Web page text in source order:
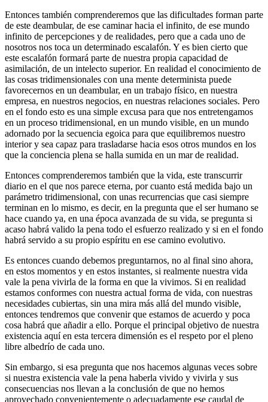
Entonces también comprenderemos que las dificultades forman parte
de este deambular, de ese caminar hacia el infinito, de ese mundo
infinito de percepciones y de realidades, pero que a cada uno de
nosotros nos toca un determinado escalafón. Y es bien cierto que
este escalafón formará parte de nuestra propia capacidad de
asimilación, de un intelecto superior. En realidad el conocimiento de
las cosas tridimensionales con una mente determinista puede
favorecernos en un deambular, en un trabajo físico, en nuestra
empresa, en nuestros negocios, en nuestras relaciones sociales. Pero
en el fondo esto es una simple excusa para que nos entretengamos
en un proceso tridimensional, en un mundo visible, en un mundo
adornado por la secuencia egoica para que equilibremos nuestro
interior y sea capaz para trasladarse hacia esos otros mundos en los
que la conciencia plena se halla sumida en un mar de realidad.
Entonces comprenderemos también que la vida, este transcurrir
diario en el que nos parece eterna, por cuanto está medida bajo un
parámetro tridimensional, con unas recurrencias que casi siempre
terminan en lo mismo, es decir, en la pregunta que el ser humano se
hace cuando ya, en una época avanzada de su vida, se pregunta si
acaso habrá valido la pena todo el esfuerzo realizado y si en el fondo
habrá servido a su propio espíritu en ese camino evolutivo.
Es entonces cuando debemos preguntarnos, no al final sino ahora,
en estos momentos y en estos instantes, si realmente nuestra vida
vale la pena vivirla de la forma en que la vivimos. Si en realidad
estamos conformes con nuestra actual forma de vida, con nuestras
necesidades cubiertas, sin una mira más allá del mundo visible,
entonces tendremos que convenir que estamos de acuerdo y poca
cosa habrá que añadir a ello. Porque el principal objetivo de nuestra
existencia aquí en esta tercera dimensión es el respeto por el pleno
libre albedrío de cada uno.
Sin embargo, si esa pregunta que nos hacemos algunas veces sobre
si nuestra existencia vale la pena haberla vivido y vivirla y sus
consecuencias nos llevan a la conclusión de que no hemos
aprovechado convenientemente o adecuadamente ese caudal de